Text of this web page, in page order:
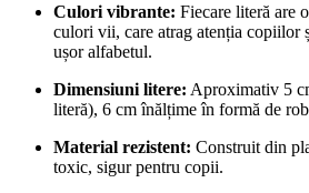
Culori vibrante: Fiecare literă are
culori vii, care atrag atenția copiilor
ușor alfabetul.
Dimensiuni litere: Aproximativ 5
literă), 6 cm înălțime în formă de
Material rezistent: Construit din
toxic, sigur pentru copii.